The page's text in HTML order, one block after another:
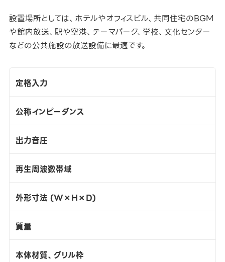
設置場所としては、ホテルやオフィスビル、共同住宅のBGM
や館内放送、駅や空港、テーマパーク、学校、文化センター
などの公共施設の放送設備に最適です。
定格入力
公称インピーダンス
出力音圧
再生周波数帯域
外形寸法 (W×H×D)
質量
本体材質、グリル枠